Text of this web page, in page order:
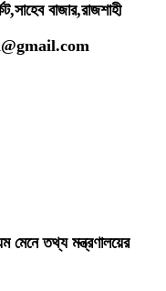
বাজার,রাজশাহী
মেনে তথ্য মন্ত্রণালয়ের